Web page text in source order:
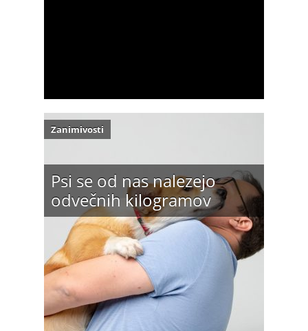
Psi se od nas nalezejo
odvečnih kilogramov
Zanimivosti